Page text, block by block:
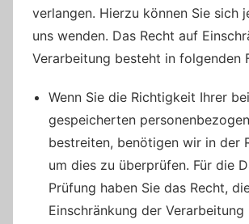
verlangen. Hierzu können Sie sich
uns wenden. Das Recht auf
Verarbeitung besteht in folgenden
Wenn Sie die Richtigkeit Ihrer
gespeicherten
bestreiten, benötigen wir in der
um dies zu überprüfen. Für die
Prüfung haben Sie das Recht,
Einschränkung der Verarbeitung